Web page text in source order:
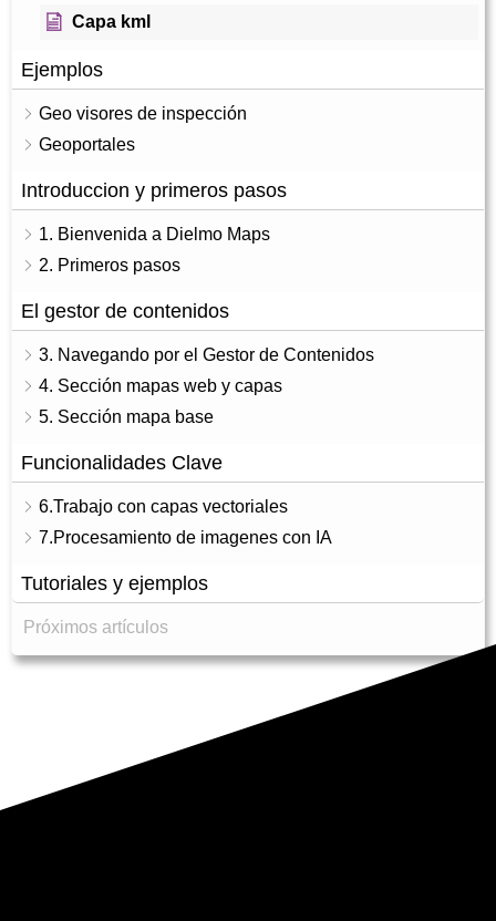
Capa kml
Ejemplos
Geo visores de inspección
Geoportales
Introduccion y primeros pasos
1. Bienvenida a Dielmo Maps
2. Primeros pasos
El gestor de contenidos
3. Navegando por el Gestor de Contenidos
4. Sección mapas web y capas
5. Sección mapa base
Funcionalidades Clave
6.Trabajo con capas vectoriales
7.Procesamiento de imagenes con IA
Tutoriales y ejemplos
Próximos artículos